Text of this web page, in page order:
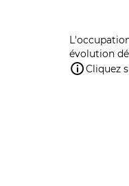
évolution
Cliquez